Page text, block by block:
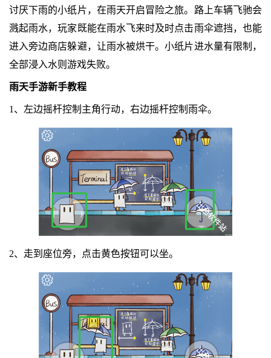
讨厌下雨的小纸片，在雨天开启冒险之旅。路上车辆飞驰会
溅起雨水，玩家既能在雨水飞来时及时点击雨伞遮挡，也能
进入旁边商店躲避，让雨水被烘干。小纸片进水量有限制，
全部浸入水则游戏失败。
雨天手游新手教程
1、左边摇杆控制主角行动，右边摇杆控制雨伞。
2、走到座位旁，点击黄色按钮可以坐。